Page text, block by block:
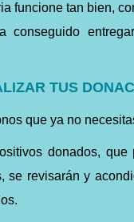
funcione tan bien,
conseguido
TUS
que ya no
donados, que
se revisarán y